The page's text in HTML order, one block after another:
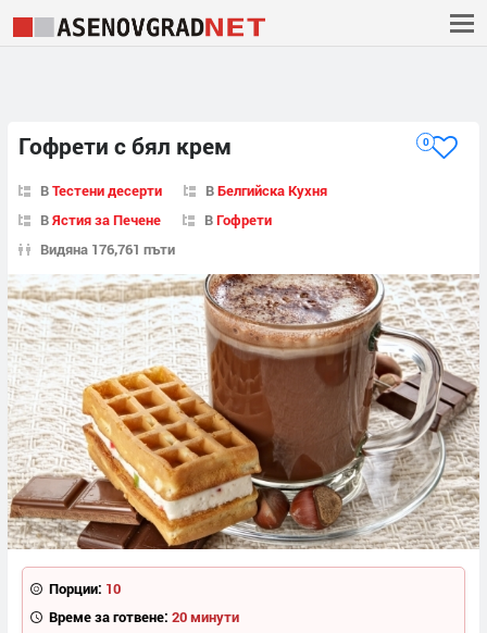
Гофрети с бял крем 0
ВТестени десерти ВБелгийска Кухня
ВЯстия за Печене ВГофрети
Видяна 176,761 пъти
Порции: 10
Време за готвене: 20 минути